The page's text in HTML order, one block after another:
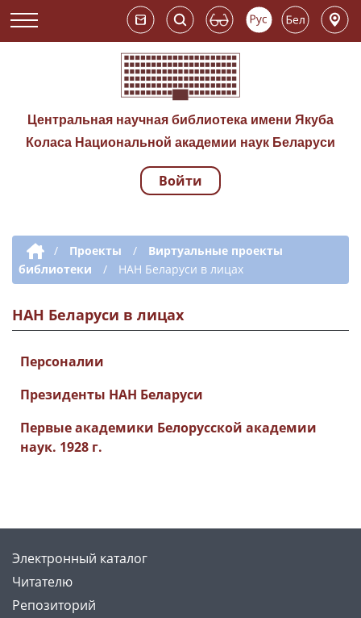
Центральная научная библиотека имени Якуба
Коласа Национальной академии наук Беларуси
Навигация по
Войти
Дополнительная навигация
/ Проекты /
Виртуальные проекты
библиотеки
/ НАН Беларуси в лицах
НАН Беларуси в лицах
Персоналии
Президенты НАН Беларуси
Первые академики Белорусской академии
наук. 1928 г.
Электронный каталог
Читателю
Репозиторий